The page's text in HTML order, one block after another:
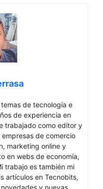
de tecnología e
de experiencia en
trabajado como editor y
de comercio
marketing online y
en webs de economía,
trabajo es también mi
artículos en Tecnobits,